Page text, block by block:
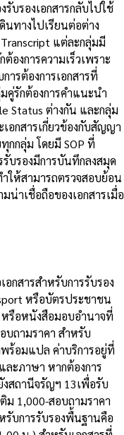
บรองเอกสารกลับไปใช้
นทางไปเรียนต่อต่าง
แต่ละกลุ่มมี
องการความเร็วเพราะ
ารต้องการเอกสารที่
คู่รักต้องการคำแนะนำ
Status ต่างกัน และกลุ่ม
อกสารเกี่ยวข้องกับสัญญา
กกลุ่ม โดยมี SOP ที่
บรองมีการบันทึกลงสมุด
ให้สามารถตรวจสอบย้อน
าเชื่อถือของเอกสารเมื่อ
กสารสำหรับการรับรอง
หรือบัตรประชาชน
รือหนังสือมอบอำนาจที่
บถามราคา สำหรับ
ร้อมแปล ค่าบริการอยู่ที่
ะภาษา หากต้องการ
สถานีจรัญฯ 13เพื่อรับ
ม 1,000-สอบถามราคา
รับการรับรองพื้นฐานคือ